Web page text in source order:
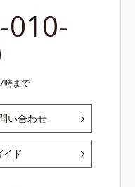
010-
時まで
い合わせ
ド